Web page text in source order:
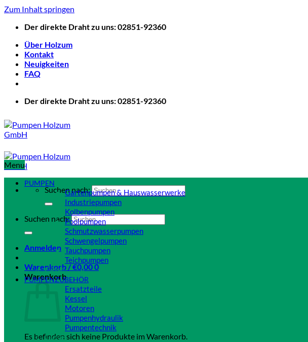
Zum Inhalt springen
Der direkte Draht zu uns: 02851-92360
Über Holzum
Kontakt
Neuigkeiten
FAQ
Der direkte Draht zu uns: 02851-92360
Suchen nach:
Suchen nach:
Anmelden
Warenkorb /€0,000
Warenkorb
Es befinden sich keine Produkte im Warenkorb.
Menu
PUMPEN
Gartenpumpen & Hauswasserwerke
Industriepumpen
Kolbenpumpen
Poolpumpen
Schmutzwasserpumpen
Schwengelpumpen
Tauchpumpen
Teichpumpen
Close
PUMPENZUBEHÖR
Ersatzteile
Kessel
Motoren
Pumpenhydraulik
Pumpentechnik
Close